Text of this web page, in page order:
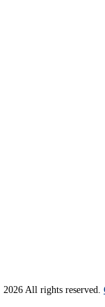
2026 All rights reserved.